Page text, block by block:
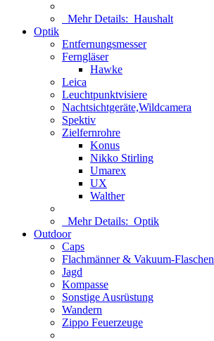
Mehr Details: Haushalt
Optik
Entfernungsmesser
Ferngläser
Hawke
Leica
Leuchtpunktvisiere
Nachtsichtgeräte,Wildcamera
Spektiv
Zielfernrohre
Konus
Nikko Stirling
Umarex
UX
Walther
Mehr Details: Optik
Outdoor
Caps
Flachmänner & Vakuum-Flaschen
Jagd
Kompasse
Sonstige Ausrüstung
Wandern
Zippo Feuerzeuge